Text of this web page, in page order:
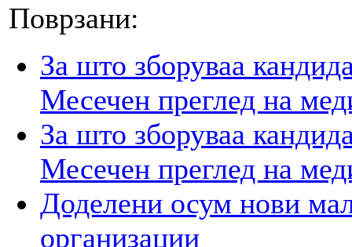
Поврзани:
За што зборуваа
Месечен преглед на
За што зборуваа
Месечен преглед на
Доделени осум нови
организации